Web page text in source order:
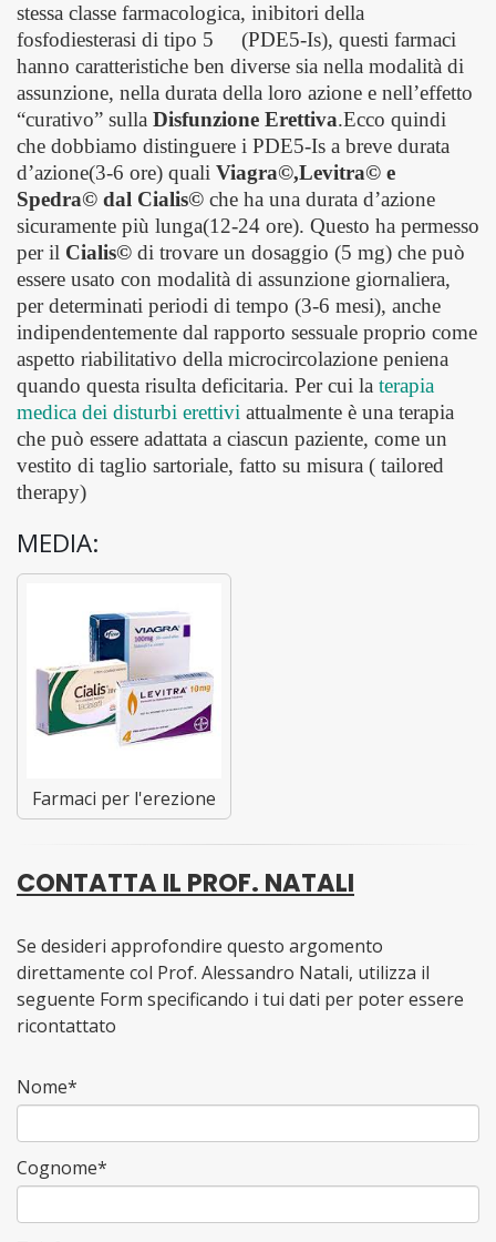
stessa classe farmacologica, inibitori della
fosfodiesterasi di tipo 5 (PDE5-Is), questi farmaci
hanno caratteristiche ben diverse sia nella modalità di
assunzione, nella durata della loro azione e nell’effetto
“curativo” sulla Disfunzione Erettiva.Ecco quindi
che dobbiamo distinguere i PDE5-Is a breve durata
d’azione(3-6 ore) quali Viagra©,Levitra© e
Spedra© dal Cialis© che ha una durata d’azione
sicuramente più lunga(12-24 ore). Questo ha permesso
per il Cialis© di trovare un dosaggio (5 mg) che può
essere usato con modalità di assunzione giornaliera,
per determinati periodi di tempo (3-6 mesi), anche
indipendentemente dal rapporto sessuale proprio come
aspetto riabilitativo della microcircolazione peniena
quando questa risulta deficitaria. Per cui la terapia
medica dei disturbi erettivi attualmente è una terapia
che può essere adattata a ciascun paziente, come un
vestito di taglio sartoriale, fatto su misura ( tailored
therapy)
MEDIA:
Farmaci per l'erezione
CONTATTA IL PROF. NATALI
Se desideri approfondire questo argomento
direttamente col Prof. Alessandro Natali, utilizza il
seguente Form specificando i tui dati per poter essere
ricontattato
Nome*
Cognome*